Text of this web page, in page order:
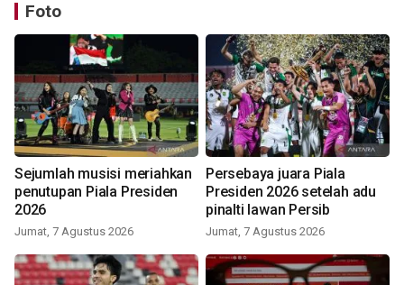
Foto
Sejumlah musisi meriahkan
penutupan Piala Presiden
2026
Jumat, 7 Agustus 2026
Persebaya juara Piala
Presiden 2026 setelah adu
pinalti lawan Persib
Jumat, 7 Agustus 2026